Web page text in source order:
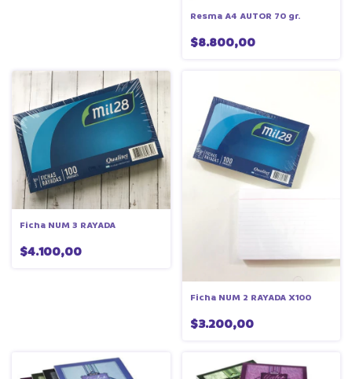
Resma A4 AUTOR 70 gr.
$8.800,00
Ficha NUM 3 RAYADA
$4.100,00
Ficha NUM 2 RAYADA X100
$3.200,00